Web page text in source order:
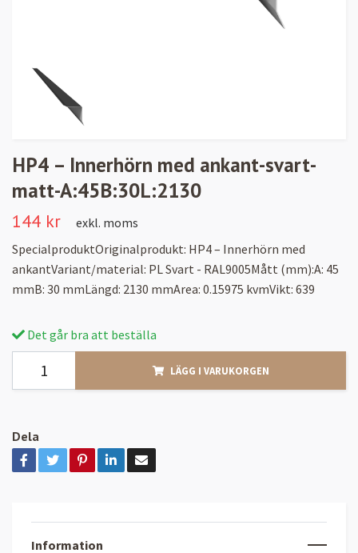
HP4 – Innerhörn med ankant-svart-
matt-A:45B:30L:2130
144 kr
exkl. moms
SpecialproduktOriginalprodukt: HP4 – Innerhörn med
ankantVariant/material: PL Svart - RAL9005Mått (mm):A: 45
mmB: 30 mmLängd: 2130 mmArea: 0.15975 kvmVikt: 639
Det går bra att beställa
LÄGG I VARUKORGEN
Dela
Information